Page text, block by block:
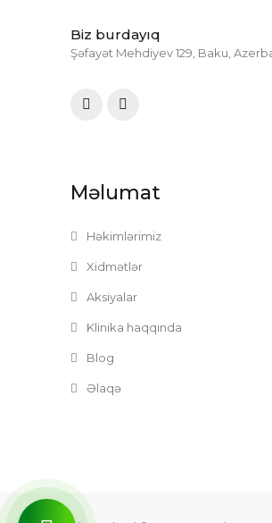
Biz burdayıq
Şəfayət Mehdiyev 129, Baku,
Məlumat
Həkimlərimiz
Xidmətlər
Aksiyalar
Klinika haqqında
Blog
Əlaqə